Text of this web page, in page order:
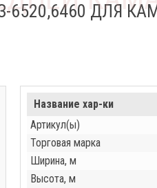
ДЛЯ
Название хар-ки
Артикул(ы)
Торговая марка
Ширина, м
Высота, м